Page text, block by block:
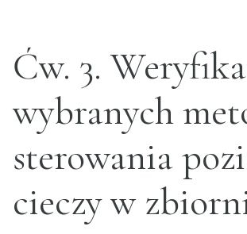
Ćw. 3.
wybranych
sterowania
cieczy w